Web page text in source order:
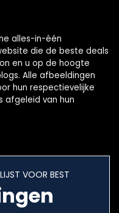
alles-in-één
die de beste deals
en u op de hoogte
Alle afbeeldingen
hun respectievelijke
afgeleid van hun
VOOR BEST